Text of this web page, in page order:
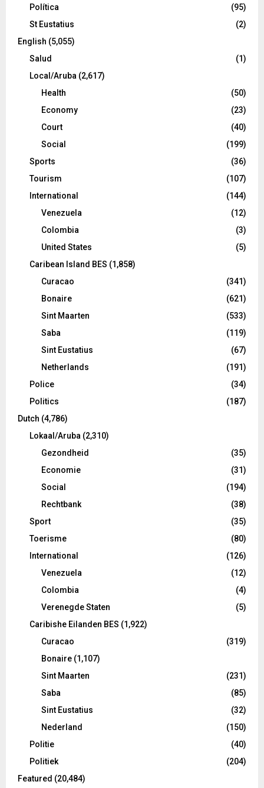
Política
(95)
St Eustatius
(2)
English (5,055)
Salud
(1)
Local/Aruba (2,617)
Health
(50)
Economy
(23)
Court
(40)
Social
(199)
Sports
(36)
Tourism
(107)
International
(144)
Venezuela
(12)
Colombia
(3)
United States
(5)
Caribean Island BES (1,858)
Curacao
(341)
Bonaire
(621)
Sint Maarten
(533)
Saba
(119)
Sint Eustatius
(67)
Netherlands
(191)
Police
(34)
Politics
(187)
Dutch (4,786)
Lokaal/Aruba (2,310)
Gezondheid
(35)
Economie
(31)
Social
(194)
Rechtbank
(38)
Sport
(35)
Toerisme
(80)
International
(126)
Venezuela
(12)
Colombia
(4)
Verenegde Staten
(5)
Caribishe Eilanden BES (1,922)
Curacao
(319)
Bonaire (1,107)
Sint Maarten
(231)
Saba
(85)
Sint Eustatius
(32)
Nederland
(150)
Politie
(40)
Politiek
(204)
Featured (20,484)